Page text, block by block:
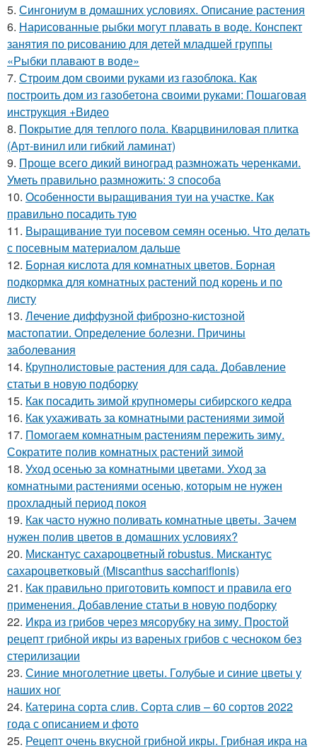
5. Сингониум в домашних условиях. Описание растения
6. Нарисованные рыбки могут плавать в воде. Конспект
занятия по рисованию для детей младшей группы
«Рыбки плавают в воде»
7. Строим дом своими руками из газоблока. Как
построить дом из газобетона своими руками: Пошаговая
инструкция +Видео
8. Покрытие для теплого пола. Кварцвиниловая плитка
(Арт-винил или гибкий ламинат)
9. Проще всего дикий виноград размножать черенками.
Уметь правильно размножить: 3 способа
10. Особенности выращивания туи на участке. Как
правильно посадить тую
11. Выращивание туи посевом семян осенью. Что делать
с посевным материалом дальше
12. Борная кислота для комнатных цветов. Борная
подкормка для комнатных растений под корень и по
листу
13. Лечение диффузной фиброзно-кистозной
мастопатии. Определение болезни. Причины
заболевания
14. Крупнолистовые растения для сада. Добавление
статьи в новую подборку
15. Как посадить зимой крупномеры сибирского кедра
16. Как ухаживать за комнатными растениями зимой
17. Помогаем комнатным растениям пережить зиму.
Сократите полив комнатных растений зимой
18. Уход осенью за комнатными цветами. Уход за
комнатными растениями осенью, которым не нужен
прохладный период покоя
19. Как часто нужно поливать комнатные цветы. Зачем
нужен полив цветов в домашних условиях?
20. Мискантус сахароцветный robustus. Мискантус
сахароцветковый (Miscanthus sacchariflonis)
21. Как правильно приготовить компост и правила его
применения. Добавление статьи в новую подборку
22. Икра из грибов через мясорубку на зиму. Простой
рецепт грибной икры из вареных грибов с чесноком без
стерилизации
23. Синие многолетние цветы. Голубые и синие цветы у
наших ног
24. Катерина сорта слив. Сорта слив – 60 сортов 2022
года с описанием и фото
25. Рецепт очень вкусной грибной икры. Грибная икра на